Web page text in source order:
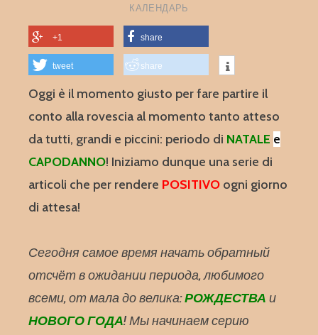
КАЛЕНДАРЬ
+1 share
tweet share
Oggi è il momento giusto per fare partire il
conto alla rovescia al momento tanto atteso
da tutti, grandi e piccini: periodo di NATALE e
CAPODANNO! Iniziamo dunque una serie di
articoli che per rendere POSITIVO ogni giorno
di attesa!
Сегодня самое время начать обратный
отсчёт в ожидании периода, любимого
всеми, от мала до велика:РОЖДЕСТВА и
НОВОГО ГОДА! Мы начинаем серию